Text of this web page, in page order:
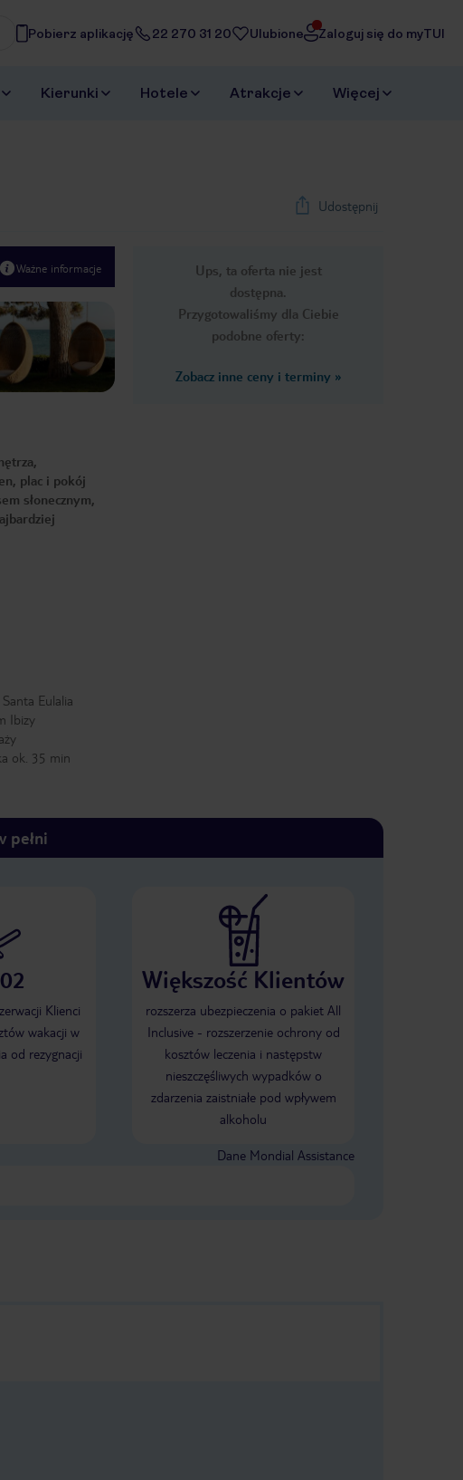
Pobierz aplikację 22 270 31 20 Ulubione Zaloguj się do myTUI
Kierunki Hotele Atrakcje Więcej
Udostępnij
Ups, ta oferta nie jest
dostępna.
Przygotowaliśmy dla Ciebie
podobne oferty:
Zobacz inne ceny i terminy »
Ważne informacje
Next slide
1 /53
plac i pokój
słonecznym,
Eulalia
Ibizy
ok. 35 min
pełni
Klienci
wakacji w
od rezygnacji
Większość Klientów
rozszerza ubezpieczenia o pakiet All
Inclusive - rozszerzenie ochrony od
kosztów leczenia i następstw
nieszczęśliwych wypadków o
zdarzenia zaistniałe pod wpływem
alkoholu
Dane Mondial Assistance